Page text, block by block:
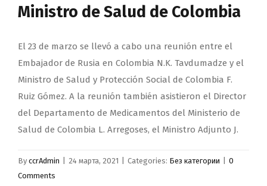
Ministro de Salud de Colombia
El 23 de marzo se llevó a cabo una reunión entre el
Embajador de Rusia en Colombia N.K. Tavdumadze y el
Ministro de Salud y Protección Social de Colombia F.
Ruiz Gómez. A la reunión también asistieron el Director
del Departamento de Medicamentos del Ministerio de
Salud de Colombia L. Arregoses, el Ministro Adjunto J.
By ccrAdmin 24 марта, 2021 Categories: Без категории
0
Comments